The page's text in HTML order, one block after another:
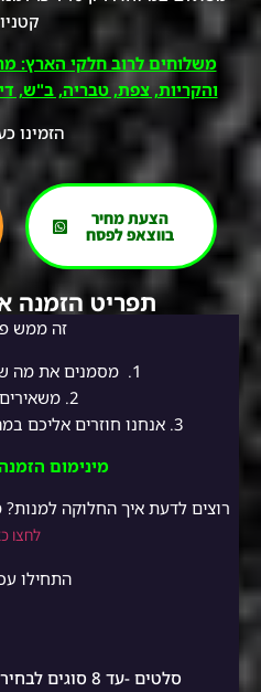
משלוחים לרוב חלקי הארץ:
והקריות, צפת, טבריה, ב"ש,
הזמינו
הצעת מחיר
בווצאפ לפסח
תפריט הזמנה
זה ממש
1.
מסמנים את מה
2.
3. אנחנו חוזרים אליכם במהירות לסגירת ההזמנה!
מינימום הזמנה – 10
רוצים לדעת איך החלוקה
לחצו
התחילו
סלטים -עד 8 סוגים לבחירה